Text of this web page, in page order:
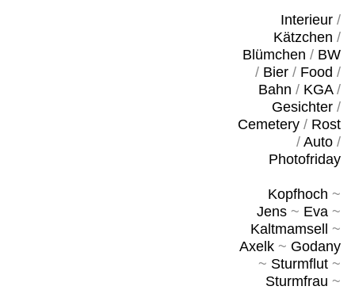
Interieur/
Kätzchen /
Blümchen / BW
/ Bier/ Food /
Bahn / KGA/
Gesichter/
Cemetery/ Rost
/ Auto/
Photofriday
Kopfhoch ~
Jens~ Eva~
Kaltmamsell
~
Axelk~ Godany
~ Sturmflut~
Sturmfrau ~